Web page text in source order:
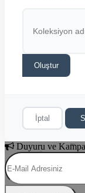
Oluştur
İptal
Duyuru ve